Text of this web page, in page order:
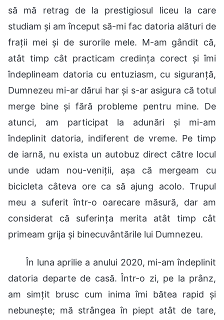
să mă retrag de la prestigiosul liceu la care
studiam și am început să-mi fac datoria alături de
frații mei și de surorile mele. M-am gândit că,
atât timp cât practicam credința corect și îmi
îndeplineam datoria cu entuziasm, cu siguranță,
Dumnezeu mi-ar dărui har și s-ar asigura că totul
merge bine și fără probleme pentru mine. De
atunci, am participat la adunări și mi-am
îndeplinit datoria, indiferent de vreme. Pe timp
de iarnă, nu exista un autobuz direct către locul
unde udam nou-veniții, așa că mergeam cu
bicicleta câteva ore ca să ajung acolo. Trupul
meu a suferit într-o oarecare măsură, dar am
considerat că suferința merita atât timp cât
primeam grija și binecuvântările lui Dumnezeu.
În luna aprilie a anului 2020, mi-am îndeplinit
datoria departe de casă. Într-o zi, pe la prânz,
am simțit brusc cum inima îmi bătea rapid și
nebunește; mă strângea în piept atât de tare,